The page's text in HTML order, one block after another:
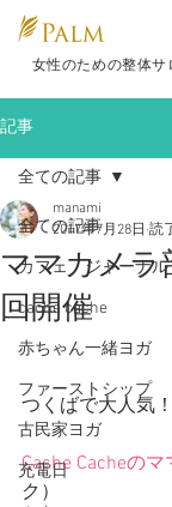
女性のための整体サ
記事
全ての記事
カフェ ジャーナル
cache cache
赤ちゃん一緒ヨガ
ファーストシップ
古民家ヨガ
充電日
全ての記事
ママカメラ
回開催
manami
2017年7月28日 読
つくばで大人気！
Cache Cacheの
ク）